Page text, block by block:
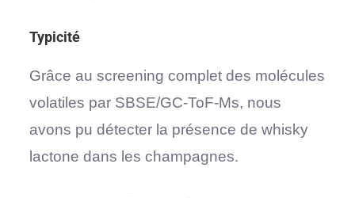
Typicité
Grâce au screening complet des molécules
volatiles par SBSE/GC-ToF-Ms, nous
avons pu détecter la présence de whisky
lactone dans les champagnes.